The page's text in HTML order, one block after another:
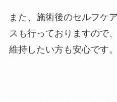
また、施術後のセルフケ
スも行っておりますので
維持したい方も安心です。